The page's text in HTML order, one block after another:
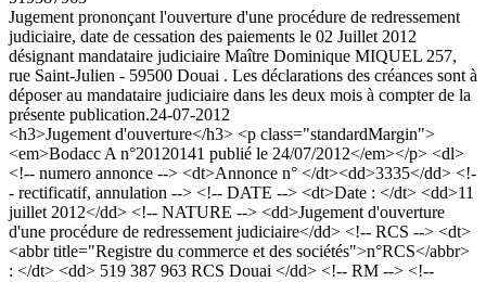
Jugement prononçant l'ouverture d'une procédure de redressement
judiciaire, date de cessation des paiements le 02 Juillet 2012
désignant mandataire judiciaire Maître Dominique MIQUEL 257,
rue Saint-Julien - 59500 Douai . Les déclarations des créances sont à
déposer au mandataire judiciaire dans les deux mois à compter de la
présente publication.24-07-2012
<h3>Jugement d'ouverture</h3> <p class="standardMargin">
<em>Bodacc A n°20120141 publié le 24/07/2012</em></p> <dl>
<!-- numero annonce --> <dt>Annonce n° </dt><dd>3335</dd> <!-
- rectificatif, annulation --> <!-- DATE --> <dt>Date : </dt> <dd>11
juillet 2012</dd> <!-- NATURE --> <dd>Jugement d'ouverture
d'une procédure de redressement judiciaire</dd> <!-- RCS --> <dt>
<abbr title="Registre du commerce et des sociétés">n°RCS</abbr>
: </dt> <dd> 519 387 963 RCS Douai </dd> <!-- RM --> <!--